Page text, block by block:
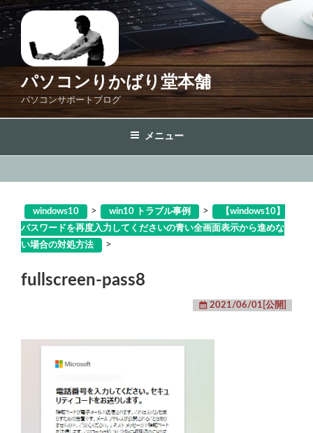
コ
ン
テ
ス
プ
パソコンりかばり堂本舗
パソコンサポートブログ
メニュー
windows10 > win10 トラブル事例 >
【windows10】
パスワードを再度入力してくださいの青い全画面表示から進めな
い場合の対処方法
>
fullscreen-pass8
2021/06/01[公開]